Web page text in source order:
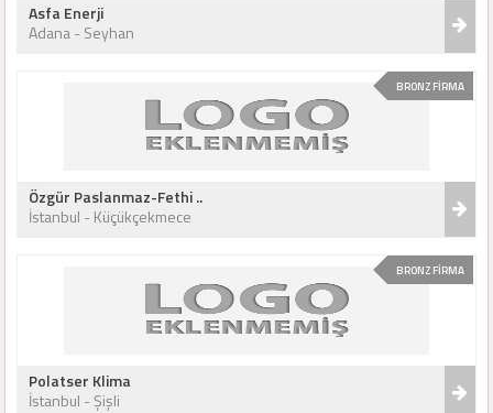
Asfa Enerji
Adana - Seyhan
BRONZ FİRMA
Özgür Paslanmaz-Fethi ..
İstanbul - Küçükçekmece
BRONZ FİRMA
Polatser Klima
İstanbul - Şişli